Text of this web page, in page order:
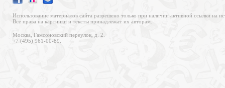
Использование материалов сайта разрешено только при наличии активной ссылки на
Все права на картинки и тексты принадлежат их авторам.
Москва, Гамсоновский переулок, д. 2.
+7 (495) 961-00-89.